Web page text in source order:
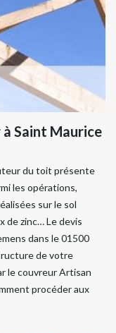
Saint Maurice
du toit présente
les opérations,
sur le sol
de zinc… Le devis
dans le 01500
de votre
le couvreur Artisan
procéder aux